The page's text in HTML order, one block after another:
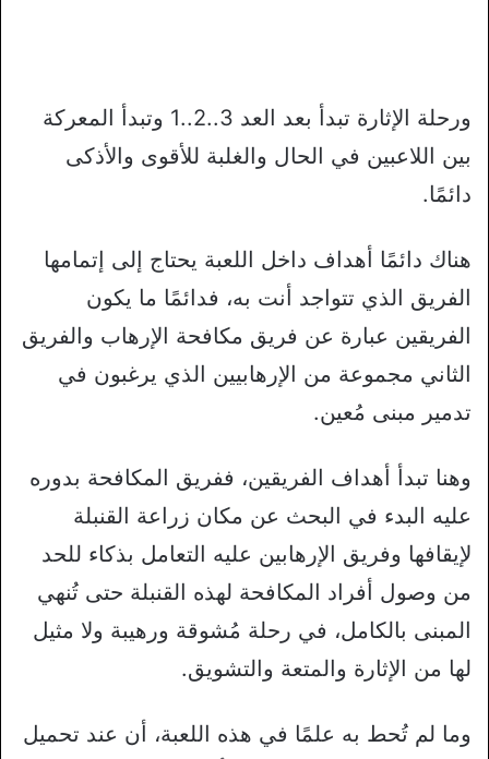
ورحلة الإثارة تبدأ بعد العد 3..2..1 وتبدأ المعركة
بين اللاعبين في الحال والغلبة للأقوى والأذكى
دائمًا.
هناك دائمًا أهداف داخل اللعبة يحتاج إلى إتمامها
الفريق الذي تتواجد أنت به، فدائمًا ما يكون
الفريقين عبارة عن فريق مكافحة الإرهاب والفريق
الثاني مجموعة من الإرهابيين الذي يرغبون في
تدمير مبنى مُعين.
وهنا تبدأ أهداف الفريقين، ففريق المكافحة بدوره
عليه البدء في البحث عن مكان زراعة القنبلة
لإيقافها وفريق الإرهابين عليه التعامل بذكاء للحد
من وصول أفراد المكافحة لهذه القنبلة حتى تُنهي
المبنى بالكامل، في رحلة مُشوقة ورهيبة ولا مثيل
لها من الإثارة والمتعة والتشويق.
وما لم تُحط به علمًا في هذه اللعبة، أن عند تحميل